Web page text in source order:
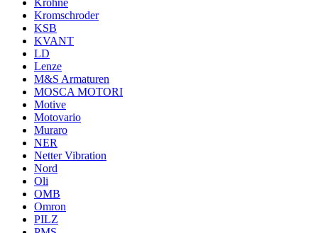
Krohne
Kromschroder
KSB
KVANT
LD
Lenze
M&S Armaturen
MOSCA MOTORI
Motive
Motovario
Muraro
NER
Netter Vibration
Nord
Oli
OMB
Omron
PILZ